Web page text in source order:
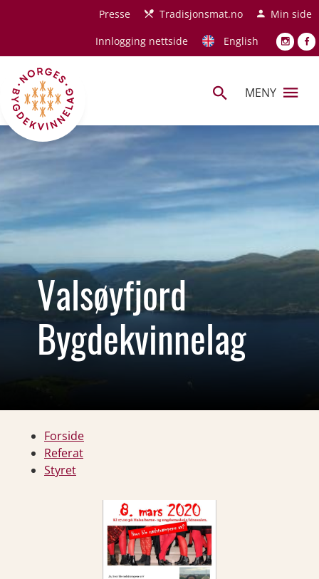
Hopp til hovedinnholdPresse Tradisjonsmat.no
Min side
Innlogging nettside
English
MENY
Valsøyfjord
Bygdekvinnelag
Forside
Referat
Styret